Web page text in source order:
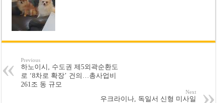
Previous
하노이시, 수도권 제5외곽순환도
로 ‘8차로 확장’ 건의…총사업비
261조 동 규모
Next
우크라이나, 독일서 신형 미사일